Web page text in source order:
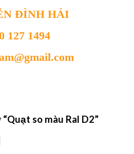
ĐÌNH HẢI
127 1494
so màu Ral D2”